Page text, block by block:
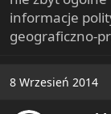
informacje
geograficzno-
8 Wrzesień 2014